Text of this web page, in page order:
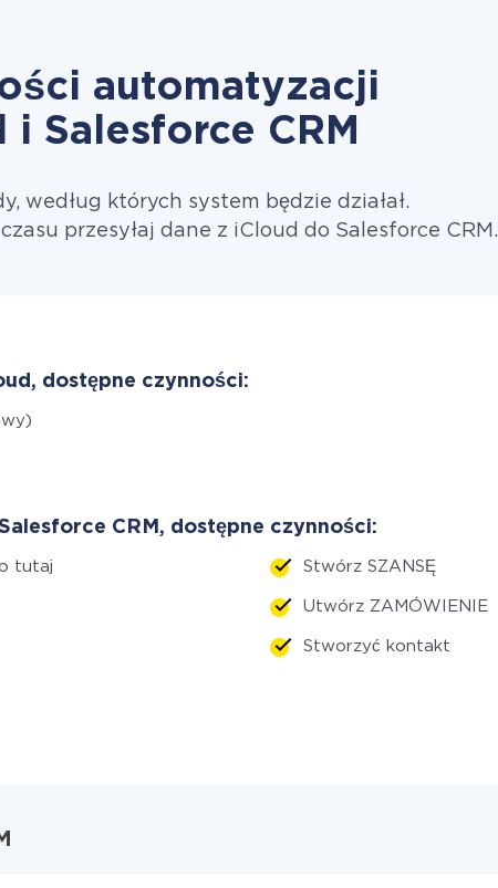
automatyzacji
i Salesforce CRM
według których system będzie działał.
przesyłaj dane z iCloud do Salesforce CRM.
dostępne czynności:
CRM, dostępne czynności:
tutaj Stwórz SZANSĘ
Utwórz ZAMÓWIENIE
Stworzyć kontakt